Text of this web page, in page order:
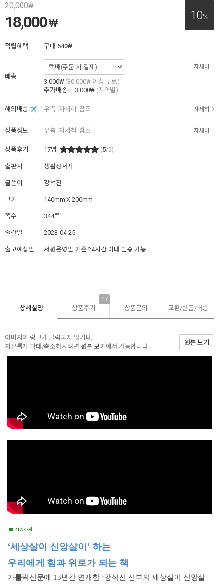
10%
20,000₩
18,000₩
적립혜택 구매 540₩
배송
자세히
3,000₩ (30,000₩ 이상 무료)
추가배송비 3,000₩ (지역별)
해외배송 우측 '자세히' 참조 자세히
상품정보 우측 '자세히' 참조 자세히
상품후기 17명 (5/5)
출판사 생활성서사
글쓴이 강석진
크기 140mm X 200mm
쪽수 344쪽
출간일 2023-04-25
출고예상일 서원운영일 기준 24시간 이내 발송 가능
상세설명 상품후기
17
상품문의 교환/반품/배송
이미지의 링크가 클릭되지 않거나,
자유롭게 확대/축소하시려면 원본 보기에서 가능합니다.
원본 보기
‘세상살이 신앙살이’ 하는
우리에게 힘과 위로가 되는 책
가톨릭신문에 13년간 연재한 ‘강석진 신부의 세상살이 신앙살